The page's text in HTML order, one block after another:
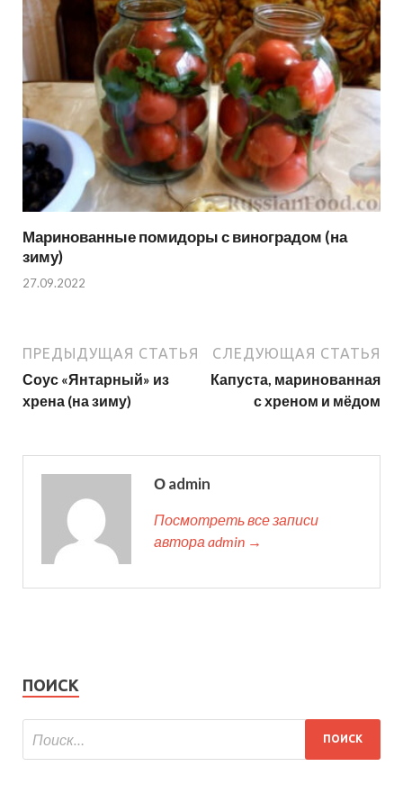
Маринованные помидоры с виноградом (на
зиму)
27.09.2022
ПРЕДЫДУЩАЯ СТАТЬЯ
Соус «Янтарный» из
хрена (на зиму)
СЛЕДУЮЩАЯ СТАТЬЯ
Капуста, маринованная
с хреном и мёдом
О admin
Посмотреть все записи
автора admin →
ПОИСК